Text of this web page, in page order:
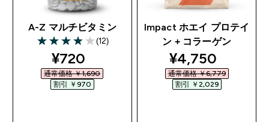
A-Z マルチビタミン
3.92 out of 5 stars
(12)
discounted price
¥720‎
通常価格 ￥1,690‎
割引 ￥970‎
Impact ホエイ プロテイ
ン + コラーゲン
discounted
¥4,750‎
通常価格 ￥6,779‎
割引 ￥2,029‎